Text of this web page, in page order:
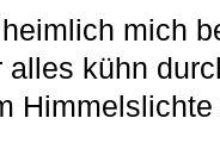
mich
alles kühn